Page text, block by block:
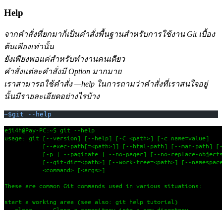
Help
จากคำสั่งที่ยกมาก็เป็นคำสั่งพื้นฐานสำหรับการใช้งาน Git เบื้อง
ต้นเพียงเท่านั้น
ยังเพียงพอแค่สำหรับทำงานคนเดียว
คำสั่งแต่ละคำสั่งมี Option มากมาย
เราสามารถใช้คำสั่ง —help ในการถามว่าคำสั่งที่เราสนใจอยู่
นั้นมีรายละเอียดอย่างไรบ้าง
~$git --help